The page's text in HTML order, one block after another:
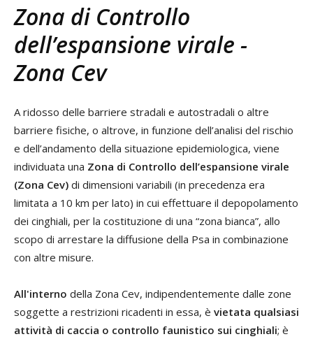
Zona di Controllo
dell’espansione virale -
Zona Cev
A ridosso delle barriere stradali e autostradali o altre
barriere fisiche, o altrove, in funzione dell’analisi del rischio
e dell’andamento della situazione epidemiologica, viene
individuata una Zona di Controllo dell’espansione virale
(Zona Cev) di dimensioni variabili (in precedenza era
limitata a 10 km per lato) in cui effettuare il depopolamento
dei cinghiali, per la costituzione di una “zona bianca”, allo
scopo di arrestare la diffusione della Psa in combinazione
con altre misure.
All'interno della Zona Cev, indipendentemente dalle zone
soggette a restrizioni ricadenti in essa, è vietata qualsiasi
attività di caccia o controllo faunistico sui cinghiali; è